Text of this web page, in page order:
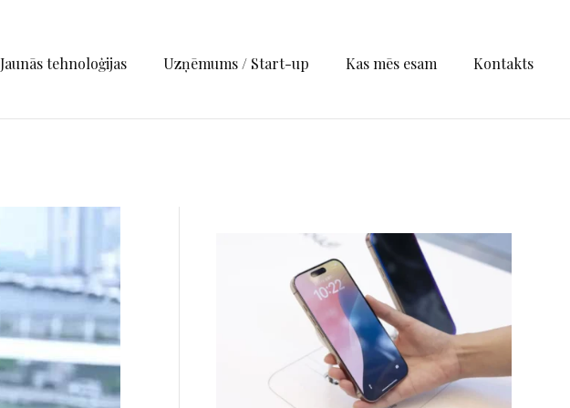
Jaunās tehnoloģijas Uzņēmums / Start-up Kas mēs esam Kontakts